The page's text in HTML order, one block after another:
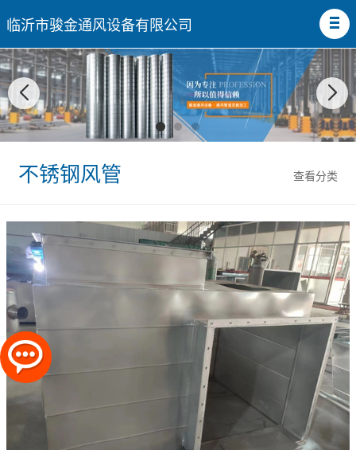
临沂市骏金通风设备有限公司
查看分类
不锈钢风管